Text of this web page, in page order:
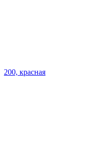
200, красная